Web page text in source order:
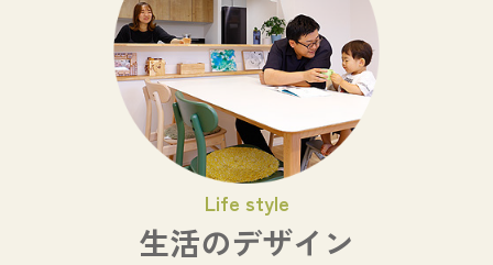
Life style
生活のデザイン